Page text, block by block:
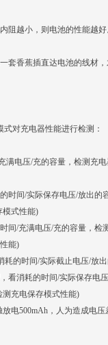
阻越小，则电池的性能越
套香蕉插直达电池的线材
对充电器性能进行检测：
满电压/充的容量，检测充
时间/实际保存电压/放出的
模式性能)
间/充满电压/充的容量，检
能)
耗的时间/实际截止电压/放
看消耗的时间/实际保存电
充电保存模式性能)
电500mAh，人为造成电